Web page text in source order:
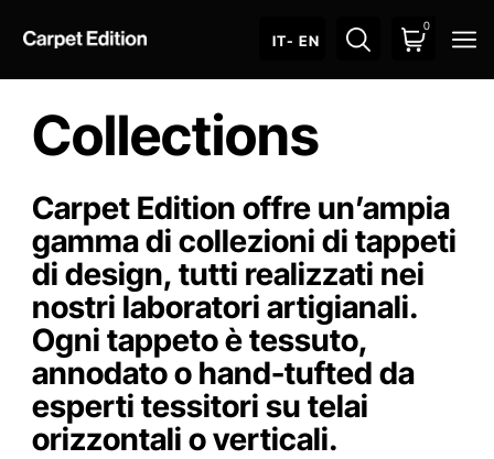
IT- EN
0
Collections
Carpet Edition offre un’ampia
gamma di collezioni di tappeti
di design, tutti realizzati nei
nostri laboratori artigianali.
Ogni tappeto è tessuto,
annodato o hand-tufted da
esperti tessitori su telai
orizzontali o verticali.